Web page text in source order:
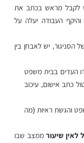
לקבל מראש בכתב את
העבודה יעלה על
יש לאבחן בין
העדים בבית משפט
כתב אישום, עיכוב
והגשת ראיות (מה
לאין שיעורממצב שבו